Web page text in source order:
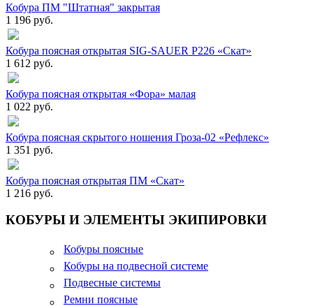
Кобура ПМ "Штатная" закрытая
1 196 руб.
Кобура поясная открытая SIG-SAUER P226 «Скат»
1 612 руб.
Кобура поясная открытая «Фора» малая
1 022 руб.
Кобура поясная скрытого ношения Гроза-02 «Рефлекс»
1 351 руб.
Кобура поясная открытая ПМ «Скат»
1 216 руб.
КОБУРЫ И ЭЛЕМЕНТЫ ЭКИПИРОВКИ
Кобуры поясные
Кобуры на подвесной системе
Подвесные системы
Ремни поясные